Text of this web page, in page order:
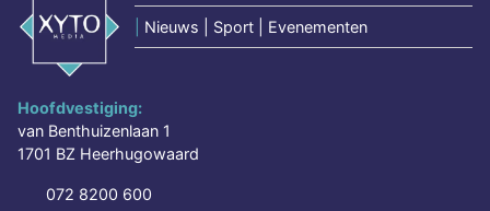
Nieuws | Sport | Evenementen
Hoofdvestiging:
van Benthuizenlaan 1
1701 BZ Heerhugowaard
072 8200 600